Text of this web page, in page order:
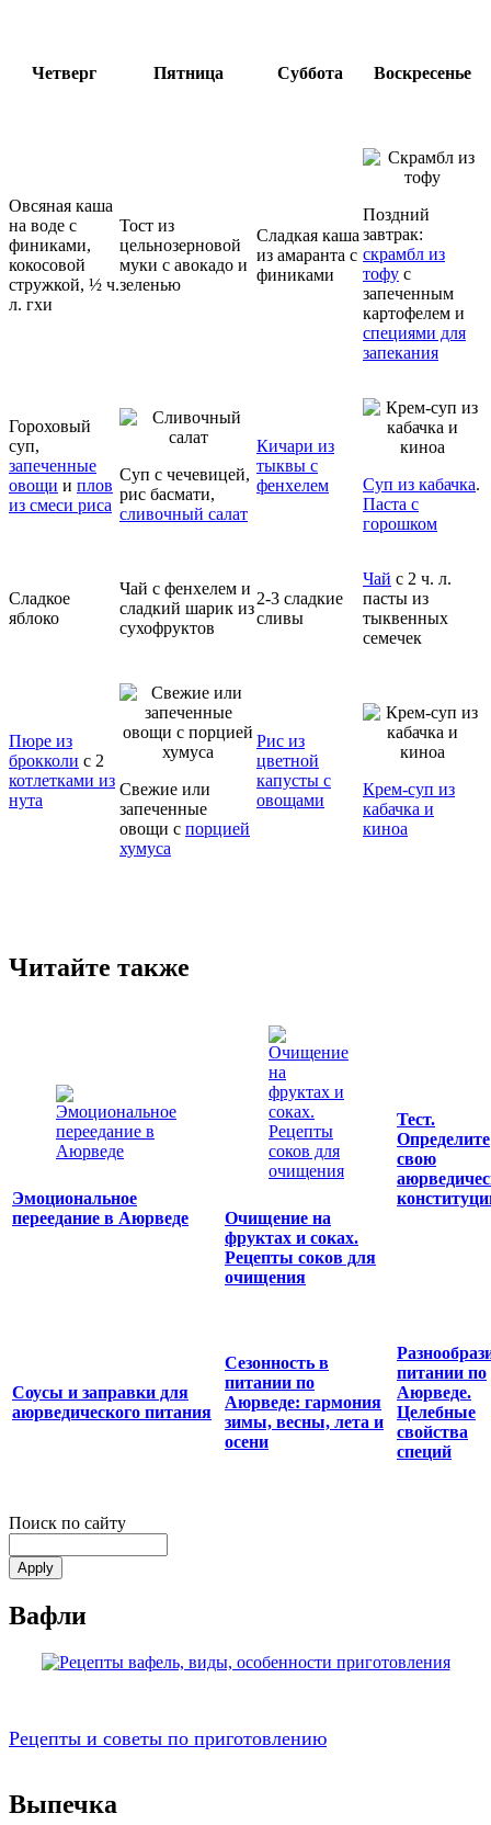
Четверг Пятница Суббота Воскресенье
Овсяная каша
на воде с
финиками,
кокосовой
стружкой, ½ ч.
л. гхи
Тост из
цельнозерновой
муки с авокадо и
зеленью
Сладкая каша
из амаранта с
финиками
Поздний
завтрак:
скрамбл из
тофу с
запеченным
картофелем и
специями для
запекания
Гороховый
суп,
запеченные
овощи и плов
из смеси риса
Суп с чечевицей,
рис басмати,
сливочный салат
Кичари из
тыквы с
фенхелем
Суп из кабачка.
Паста с
горошком
Сладкое
яблоко
Чай с фенхелем и
сладкий шарик из
сухофруктов
2-3 сладкие
сливы
Чай с 2 ч. л.
пасты из
тыквенных
семечек
Пюре из
брокколи с 2
котлетками из
нута
Свежие или
запеченные
овощи с порцией
хумуса
Рис из
цветной
капусты с
овощами
Крем-суп из
кабачка и
киноа
Читайте также
Эмоциональное
переедание в Аюрведе
Очищение на
фруктах и соках.
Рецепты соков для
очищения
Тест.
Определите
свою
Соусы и заправки для
аюрведического питания
Сезонность в
питании по
Аюрведе: гармония
зимы, весны, лета и
осени
питании по
Аюрведе.
Целебные
свойства
специй
Поиск по сайту
Вафли
Рецепты и советы по приготовлению
Выпечка